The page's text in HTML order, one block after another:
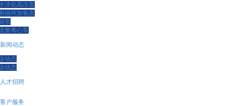
淡化高压泵
循环加氢泵
泵
量离心泵
新闻动态
动态
动态
人才招聘
客户服务